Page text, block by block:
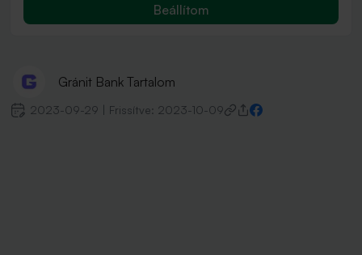
Beállítom
Gránit Bank Tartalom
2023-09-29 Frissítve: 2023-10-09